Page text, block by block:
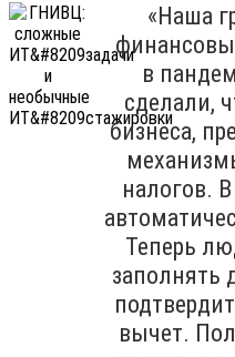
«Наша
в
сделали,
бизнеса,
налогов.
Теперь
заполнять
вычет.